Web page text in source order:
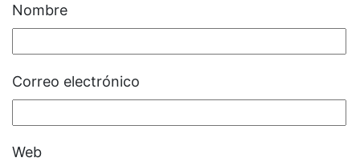
Nombre
Correo electrónico
Web